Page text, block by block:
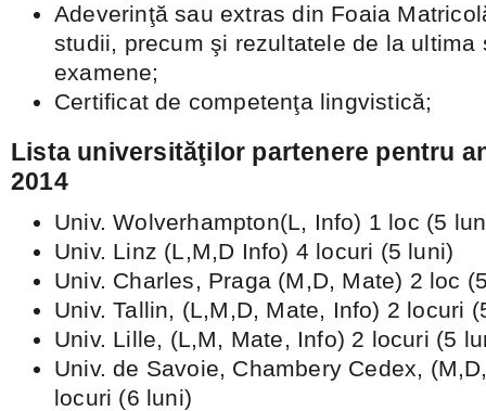
Adeverinţă sau extras din Foaia
studii, precum şi rezultatele de la ultima
examene;
Certificat de competenţa lingvistică;
Lista universităţilor partenere pentru
2014
Univ. Wolverhampton(L, Info) 1 loc (5
Univ. Linz (L,M,D Info) 4 locuri (5 luni)
Univ. Charles, Praga (M,D, Mate) 2 loc
Univ. Tallin, (L,M,D, Mate, Info) 2 locuri
Univ. Lille, (L,M, Mate, Info) 2 locuri (5
Univ. de Savoie, Chambery Cedex,
locuri (6 luni)